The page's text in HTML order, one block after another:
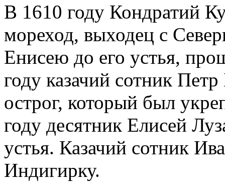
В 1610 году Кондратий
мореход, выходец с
Енисею до его устья,
году казачий сотник
острог, который был
году десятник Елисей
устья. Казачий сотник
Индигирку.